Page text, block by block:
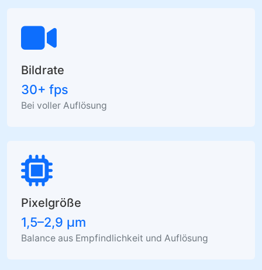
Bildrate
30+ fps
Bei voller Auflösung
Pixelgröße
1,5–2,9 µm
Balance aus Empfindlichkeit und Auflösung